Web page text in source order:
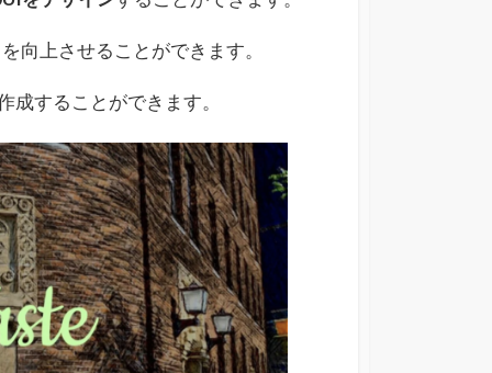
向上させることができます。
することができます。